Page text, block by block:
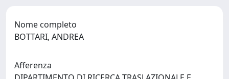
Nome completo
BOTTARI, ANDREA
Afferenza